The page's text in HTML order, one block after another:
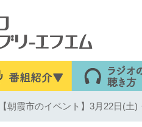
【朝霞市のイベント】3月22日(土